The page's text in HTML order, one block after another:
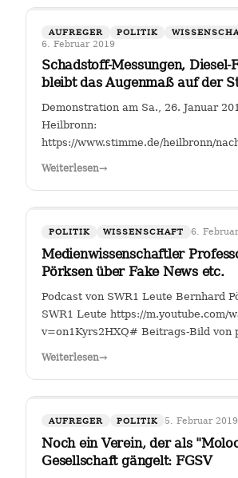
AUFREGER POLITIK
6. Februar 2019
Schadstoff-Messungen, Diesel-
bleibt das Augenmaß auf der
Demonstration am Sa., 26. Januar
Heilbronn:
https://www.stimme.de/heilbronn/
Fahrverbote-Proteststimmung-
Weiterlesen→
POLITIK WISSENSCHAFT 6.
Medienwissenschaftler
Pörksen über Fake News etc.
Podcast von SWR1 Leute Bernhard
SWR1 Leute https://m.youtube.com/
v=on1Kyrs2HXQ# Beitrags-Bild von
Weiterlesen→
AUFREGER POLITIK 5. Februar 2019
Noch ein Verein, der als
Gesellschaft gängelt: FGSV